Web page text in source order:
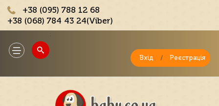
+38 (095) 788 12 68
+38 (068) 784 43 24(Viber)
Toggle
navigation
Вхід / Реєстрація